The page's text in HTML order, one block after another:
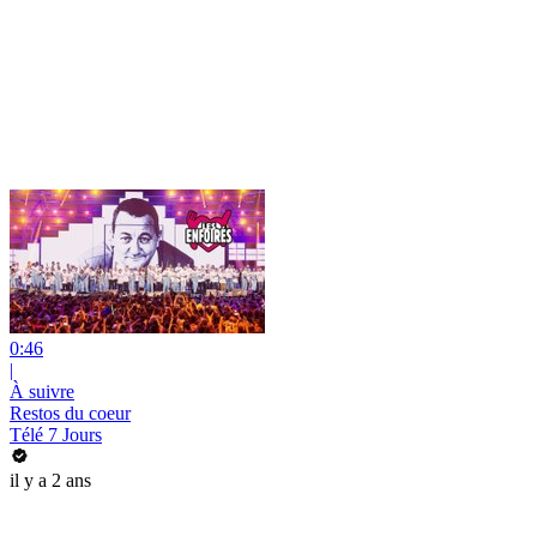
0:46
|
À suivre
Restos du coeur
Télé 7 Jours
il y a 2 ans